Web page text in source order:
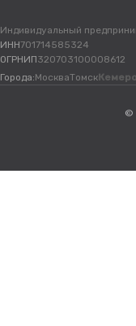
Индивидуальный
ИНН701714585324
ОГРНИП320703100008612
Города:МоскваТомск
©